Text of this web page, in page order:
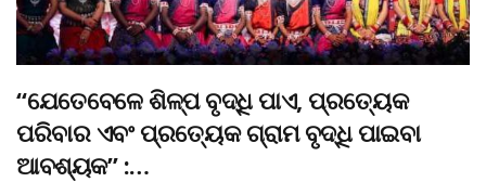
“ଯେତେବେଳେ ଶିଳ୍ପ ବୃଦ୍ଧି ପାଏ, ପ୍ରତ୍ୟେକ
ପରିବାର ଏବଂ ପ୍ରତ୍ୟେକ ଗ୍ରାମ ବୃଦ୍ଧି ପାଇବା
ଆବଶ୍ୟକ” :…